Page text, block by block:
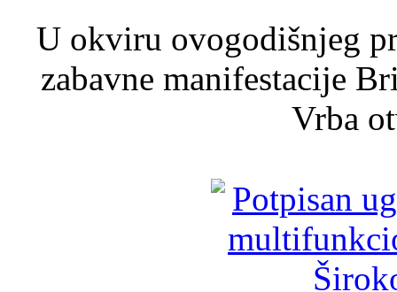
U okviru ovogodišnjeg
zabavne manifestacije
Vrba